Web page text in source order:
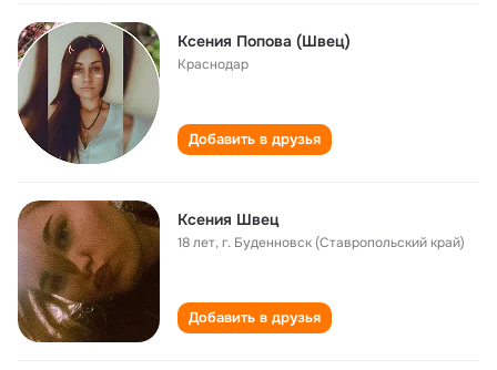
Ксения Попова (Швец)
Краснодар
Добавить в друзья
Ксения Швец
18 лет,г. Буденновск (Ставропольский край)
Добавить в друзья